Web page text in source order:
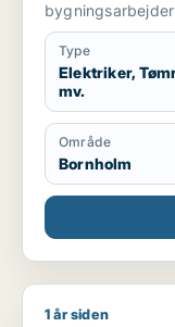
Type
Elektriker,
mv.
Område
Bornholm
Funsho søger
1 år siden